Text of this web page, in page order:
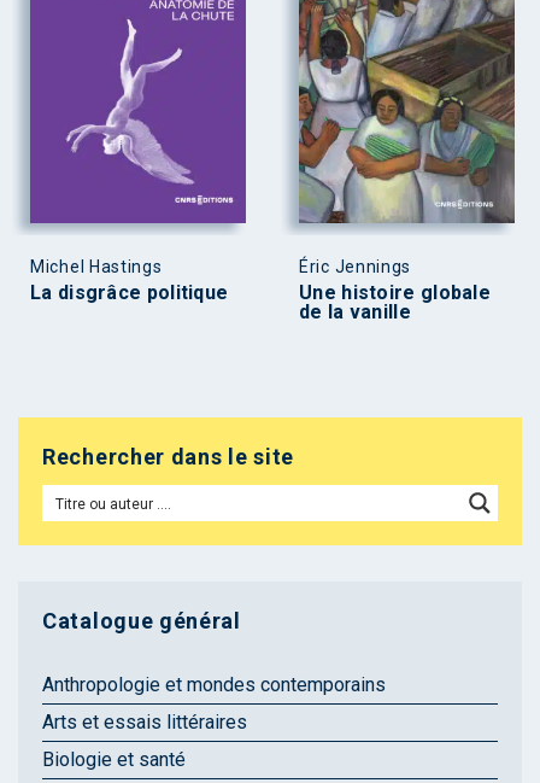
Michel Hastings
La disgrâce politique
Éric Jennings
Une histoire globale
de la vanille
Rechercher dans le site
Catalogue général
Anthropologie et mondes contemporains
Arts et essais littéraires
Biologie et santé